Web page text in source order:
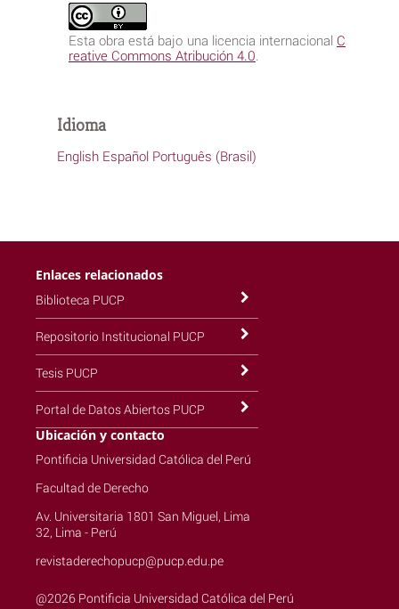
Esta obra está bajo una licencia internacional C
reative Commons Atribución 4.0
Idioma
English Español Português (Brasil)
Enlaces relacionados
Biblioteca PUCP
Repositorio Institucional PUCP
Tesis PUCP
Portal de Datos Abiertos PUCP
Ubicación y contacto
Pontificia Universidad Católica del Perú
Facultad de Derecho
Av. Universitaria 1801 San Miguel, Lima
32, Lima - Perú
revistaderechopucp@pucp.edu.pe
@2026 Pontificia Universidad Católica del Perú